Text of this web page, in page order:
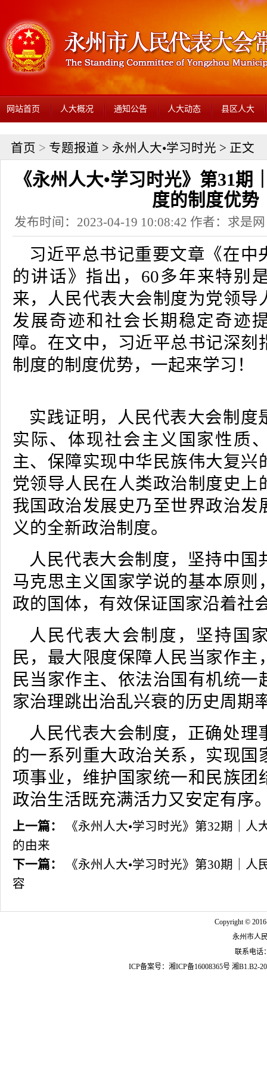
网站首页 人大概况 通知公告 人大动态 县区人大
首页 > 专题报道 > 永州人大•学习时光 > 正文
《永州人大•学习时光》第31期
度的制度优势
发布时间：2023-04-19 10:08:42 作者：求是
习近平总书记重要文章《在中
的讲话》指出，60多年来特别
来，人民代表大会制度为党领导
发展奇迹和社会长期稳定奇迹
障。在文中，习近平总书记深刻
制度的制度优势，一起来学习！
实践证明，人民代表大会制度
实际、体现社会主义国家性质
主、保障实现中华民族伟大复兴
党领导人民在人类政治制度史上
我国政治发展史乃至世界政治发
义的全新政治制度。
人民代表大会制度，坚持中国
马克思主义国家学说的基本原则
政的国体，有效保证国家沿着社
人民代表大会制度，坚持国
民，最大限度保障人民当家作主
民当家作主、依法治国有机统一
家治理跳出治乱兴衰的历史周期
人民代表大会制度，正确处理
的一系列重大政治关系，实现国
项事业，维护国家统一和民族团
政治生活既充满活力又安定有序
上一篇：
《永州人大•学习时光》第32期｜人
的由来
下一篇：
《永州人大•学习时光》第30期｜
容
Copyright ©
永州市人
联系电话
ICP备案号： 湘ICP备16008365号 湘B1.B2-